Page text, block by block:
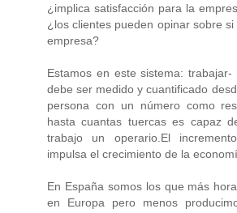
¿implica satisfacción para la
¿los clientes pueden opinar sobre
empresa?
Estamos en este sistema:
debe ser medido y cuantificado
persona con un número como
hasta cuantas tuercas es capaz
trabajo un operario.El
impulsa el crecimiento de la
En España somos los que más
en Europa pero menos